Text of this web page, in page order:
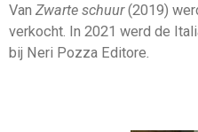
Van Zwarte schuur(2019)
verkocht. In 2021 werd de
bij Neri Pozza Editore.